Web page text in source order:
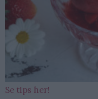
Se tips her!